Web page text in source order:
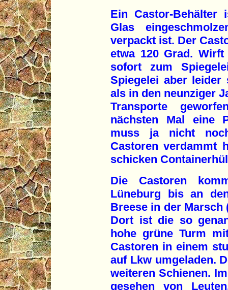
Ein Castor-
Glas
verpackt ist. Der
etwa 120 Grad.
sofort zum
Spiegelei aber leider
als in den neunziger
Transporte
nächsten Mal eine
muss ja nicht
Castoren verdammt
schicken
Die Castoren
Lüneburg bis an
Breese in der Marsch
Dort ist die so
hohe grüne Turm
Castoren in einem
auf Lkw umgeladen.
weiteren Schienen.
gesehen von